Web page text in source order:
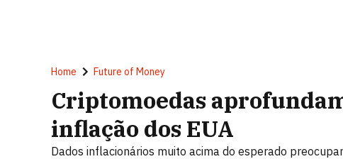
Home Future of Money
Criptomoedas
inflação dos EUA
Dados inflacionários muito acima do esperado